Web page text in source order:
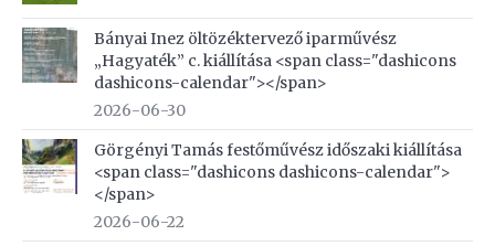
Bányai Inez öltözéktervező iparművész
„Hagyaték” c. kiállítása <span class="dashicons
dashicons-calendar"></span>
2026-06-30
Görgényi Tamás festőművész időszaki kiállítása
<span class="dashicons dashicons-calendar">
</span>
2026-06-22